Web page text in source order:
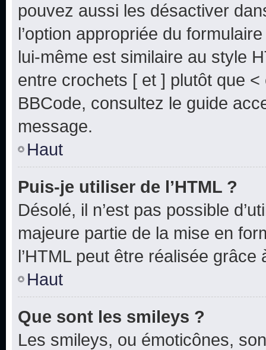
pouvez aussi les désactiver
l’option appropriée du
lui-même est similaire au style
entre crochets [ et ] plutôt que
BBCode, consultez le guide
message.
Haut
Puis-je utiliser de l’HTML ?
Désolé, il n’est pas possible
majeure partie de la mise en
l’HTML peut être réalisée grâce
Haut
Que sont les smileys ?
Les smileys, ou émoticônes,